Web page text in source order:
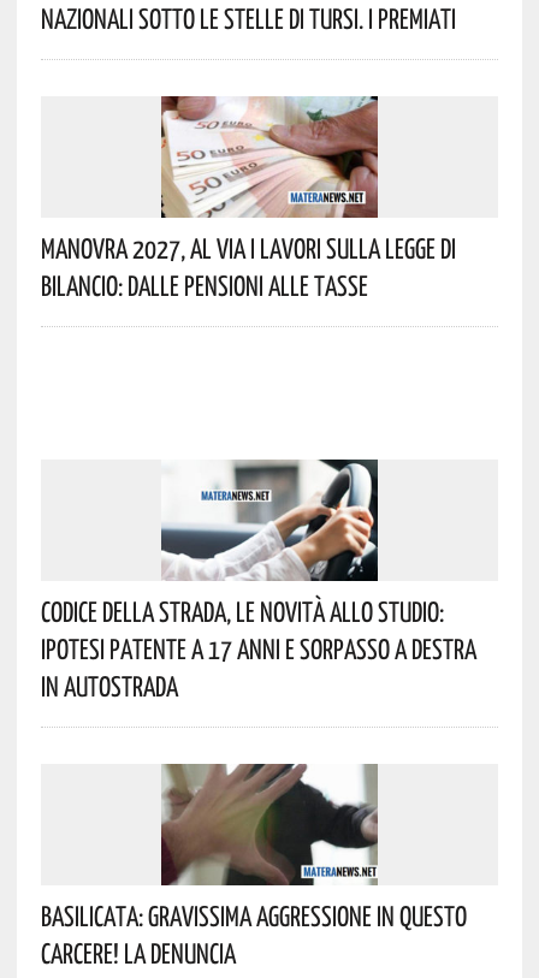
Nazionali Sotto Le Stelle Di Tursi. I Premiati
Manovra 2027, Al Via I Lavori Sulla Legge Di
Bilancio: Dalle Pensioni Alle Tasse
Codice Della Strada, Le Novità Allo Studio:
Ipotesi Patente A 17 Anni E Sorpasso A Destra
In Autostrada
Basilicata: Gravissima Aggressione In Questo
Carcere! La Denuncia